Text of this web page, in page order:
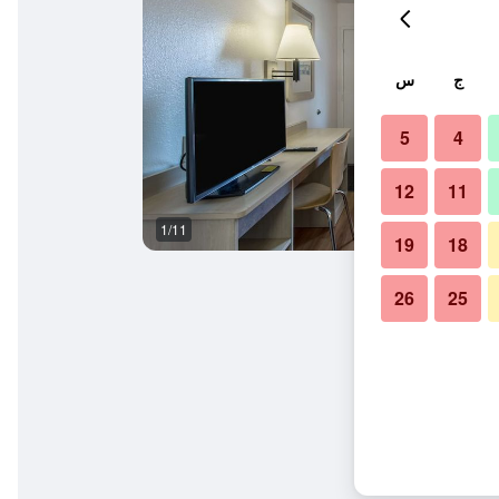
1/11
ج س
4
5
11
12
18
19
25
26